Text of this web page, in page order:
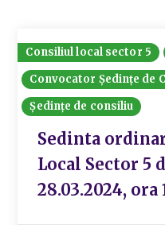
Consiliul local sector 5
Convocator Ședințe de
Ședințe de consiliu
Sedinta
Local Sector 5
28.03.2024, ora